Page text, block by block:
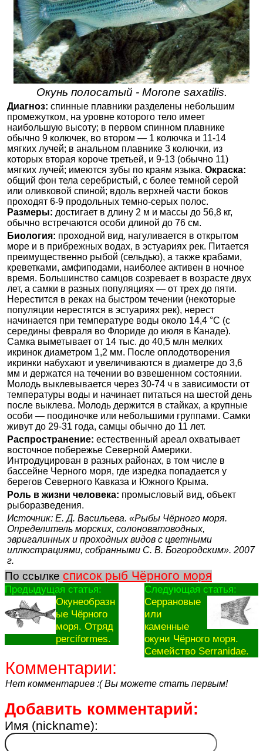
Окунь полосатый - Morone saxatilis.
Диагноз: спинные плавники разделены небольшим
промежутком, на уровне которого тело имеет
наибольшую высоту; в первом спинном плавнике
обычно 9 колючек, во втором — 1 колючка и 11-14
мягких лучей; в анальном плавнике 3 колючки, из
которых вторая короче третьей, и 9-13 (обычно 11)
мягких лучей; имеются зубы по краям языка. Окраска:
общий фон тела серебристый, с более темной серой
или оливковой спиной; вдоль верхней части боков
проходят 6-9 продольных темно-серых полос.
Размеры: достигает в длину 2 м и массы до 56,8 кг,
обычно встречаются особи длиной до 76 см.
Биология: проходной вид, нагуливается в открытом
море и в прибрежных водах, в эстуариях рек. Питается
преимущественно рыбой (сельдью), а также крабами,
креветками, амфиподами, наиболее активен в ночное
время. Большинство самцов созревает в возрасте двух
лет, а самки в разных популяциях — от трех до пяти.
Нерестится в реках на быстром течении (некоторые
популяции нерестятся в эстуариях рек), нерест
начинается при температуре воды около 14,4 °С (с
середины февраля во Флориде до июля в Канаде).
Самка выметывает от 14 тыс. до 40,5 млн мелких
икринок диаметром 1,2 мм. После оплодотворения
икринки набухают и увеличиваются в диаметре до 3,6
мм и держатся на течении во взвешенном состоянии.
Молодь выклевывается через 30-74 ч в зависимости от
температуры воды и начинает питаться на шестой день
после выклева. Молодь держится в стайках, а крупные
особи — поодиночке или небольшими группами. Самки
живут до 29-31 года, самцы обычно до 11 лет.
Распространение: естественный ареал охватывает
восточное побережье Северной Америки.
Интродуцирован в разных районах, в том числе в
бассейне Черного моря, где изредка попадается у
берегов Северного Кавказа и Южного Крыма.
Роль в жизни человека: промысловый вид, объект
рыборазведения.
Источник: Е. Д. Васильева. «Рыбы Чёрного моря.
Определитель морских, солоноватоводных,
эвригалинных и проходных видов с цветными
иллюстрациями, собранными С. В. Богородским». 2007
г.
По ссылке список рыб Чёрного моря
Предыдущая статья:
Окунеобразн
ые Чёрного
моря. Отряд
perciformes.
Следующая статья:
Серрановые
или
каменные
окуни Чёрного моря.
Семейство Serranidae.
Комментарии:
Нет комментариев :( Вы можете стать первым!
Добавить комментарий:
Имя (nickname):